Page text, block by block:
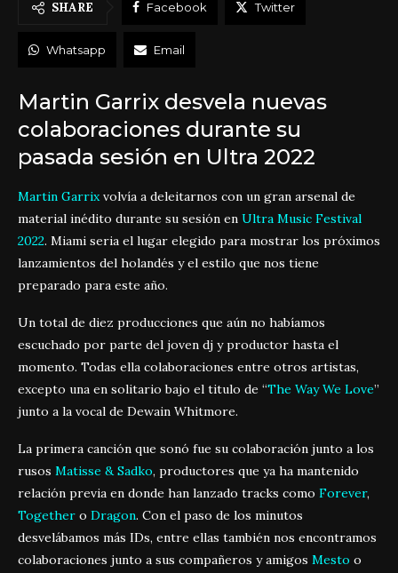
SHARE Facebook Twitter
Whatsapp Email
Martin Garrix desvela nuevas
colaboraciones durante su
pasada sesión en Ultra 2022
Martin Garrixvolvía a deleitarnos con un gran arsenal de
material inédito durante su sesión en Ultra Music Festival
2022. Miami seria el lugar elegido para mostrar los próximos
lanzamientos del holandés y el estilo que nos tiene
preparado para este año.
Un total de diez producciones que aún no habíamos
escuchado por parte del joven dj y productor hasta el
momento. Todas ella colaboraciones entre otros artistas,
excepto una en solitario bajo el titulo de “The Way We Love”
junto a la vocal de Dewain Whitmore.
La primera canción que sonó fue su colaboración junto a los
rusos Matisse & Sadko, productores que ya ha mantenido
relación previa en donde han lanzado tracks como Forever,
Together o Dragon. Con el paso de los minutos
desvelábamos más IDs, entre ellas también nos encontramos
colaboraciones junto a sus compañeros y amigos Mesto o